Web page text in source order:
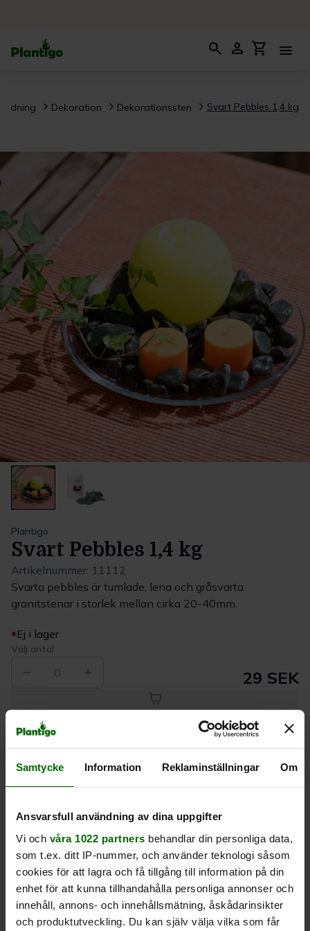
Samtycke Information Reklaminställningar Om
Ansvarsfull användning av dina uppgifter
Vi och våra 1022 partners behandlar din personliga data,
som t.ex. ditt IP-nummer, och använder teknologi såsom
cookies för att lagra och få tillgång till information på din
enhet för att kunna tillhandahålla personliga annonser och
innehåll, annons- och innehållsmätning, åskådarinsikter
och produktutveckling. Du kan själv välja vilka som får
search person shopping_cart menu
Dekoration Dekorationssten Svart Pebbles 1,4 kg
Plantigo
Svart Pebbles 1,4 kg
Artikelnummer: 11112
Svarta pebbles är tumlade, lena och gråsvarta
granitstenar i storlek mellan cirka 20-40mm.
Ej i lager
Välj antal
0 29 SEK
Köp
Leverans 1-
3 dagar
Kvalitet till
rätt pris
Eget lager allt i
en leverans
Produktrecensioner